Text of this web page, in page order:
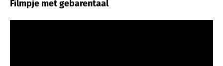
Filmpje met gebarentaal